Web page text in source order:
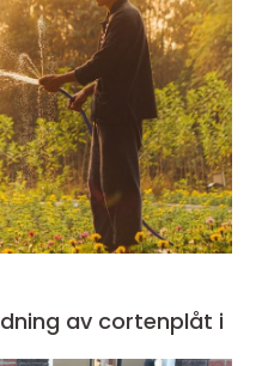
av cortenplåt i